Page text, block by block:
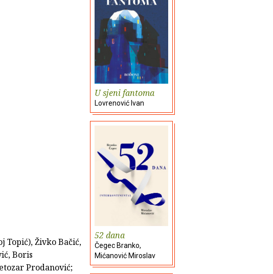
U sjeni fantoma
Lovrenović Ivan
52 dana
Čegec Branko,
Mićanović Miroslav
Topić), Živko Bačić,
Boris
Prodanović;